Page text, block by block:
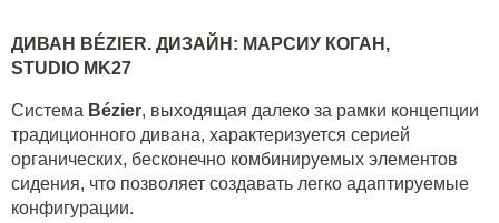
ДИВАН B ÉZIER. ДИЗАЙН: МАРСИУ КОГАН,
STUDIO MK27
Система Bézier, выходящая далеко за рамки концепции
традиционного дивана, характеризуется серией
органических, бесконечно комбинируемых элементов
сидения, что позволяет создавать легко адаптируемые
конфигурации.